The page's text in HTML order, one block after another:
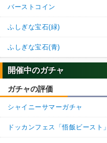
バーストコイン
ふしぎな宝石(緑)
ふしぎな宝石(青)
開催中のガチャ
ガチャの評価
シャイニーサマーガチャ
ドッカンフェス「悟飯ビースト」